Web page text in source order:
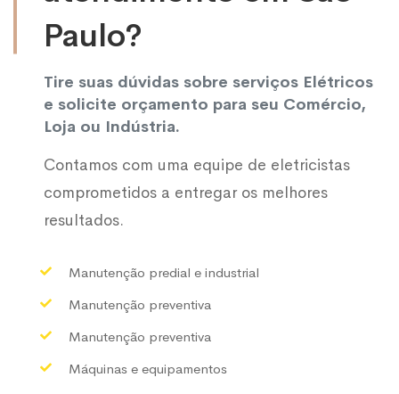
Paulo?
Tire suas dúvidas sobre serviços Elétricos
e solicite orçamento para seu Comércio,
Loja ou Indústria.
Contamos com uma equipe de eletricistas
comprometidos a entregar os melhores
resultados.
Manutenção predial e industrial
Manutenção preventiva
Manutenção preventiva
Máquinas e equipamentos